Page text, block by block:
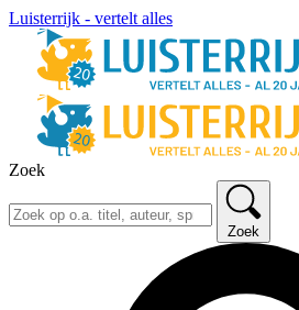
Luisterrijk - vertelt alles
Zoek
Zoek